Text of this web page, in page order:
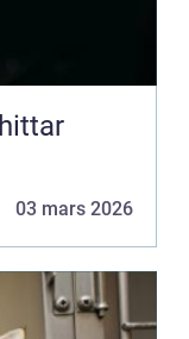
03 mars 2026